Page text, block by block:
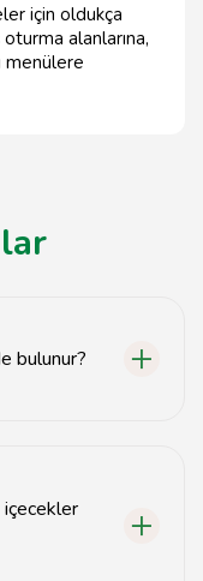
için oldukça
alanlarına,
menülere
bulunur?
içecekler